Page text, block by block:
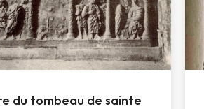
du tombeau de sainte